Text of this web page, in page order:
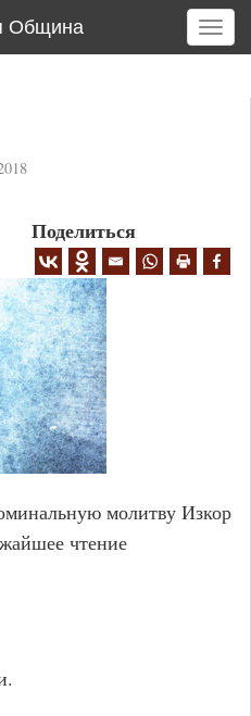
Община
T
o
i
g
Поделиться
молитву Изкор
чтение